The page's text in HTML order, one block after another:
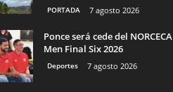
PORTADA 7 agosto 2026
Ponce será cede del NORCECA
Men Final Six 2026
Deportes 7 agosto 2026